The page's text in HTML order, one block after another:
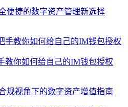
便捷的数字资产管理新选择
教你如何给自己的IM钱包授权